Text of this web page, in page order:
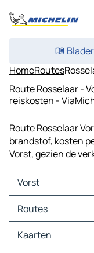
HomeRoutes
Route Rosselaar -
reiskosten -
Route Rosselaar
brandstof, kosten
Vorst, gezien de
Vorst
Vorst Kaarten
Vorst Verkeer
Vorst Hotels
Vorst Restaurants
Routes
Routes Vorst -
Routes Vorst -
Kaarten